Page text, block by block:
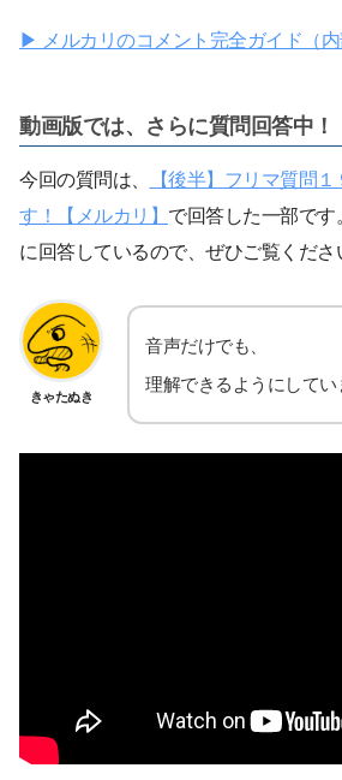
▶ メルカリのコメント完全ガイド（内
動画版では、さらに質問回答中！
今回の質問は、
【後半】フリマ質問
す！【メルカリ】 で回答した一部で
に回答しているので、ぜひご覧くださ
きゃたぬき
音声だけでも、
理解できるようにしてい